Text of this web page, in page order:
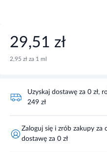
29,51 zł
2,95 zł za 1 ml
Uzyskaj dostawę za 0 zł,
249 zł
Zaloguj się i zrób zakupy za
dostawę za 0 zł